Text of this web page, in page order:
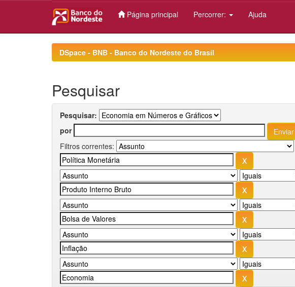
Página principal Percorrer: Ajuda
DSpace - BNB - Banco do Nordeste do Brasil
Pesquisar
Pesquisar:
por
Filtros correntes: